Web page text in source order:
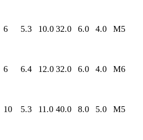
6 5.3 10.0 32.0 6.0 4.0 М5
6 6.4 12.0 32.0 6.0 4.0 М6
10 5.3 11.0 40.0 8.0 5.0 М5